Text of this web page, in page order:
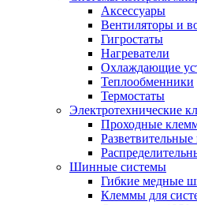
Аксессуары
Вентиляторы и
Гигростаты
Нагреватели
Охлаждающие
Теплообменники
Термостаты
Электротехнические
Проходные
Шинные системы
Гибкие медные
Клеммы для